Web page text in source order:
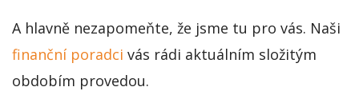
A hlavně nezapomeňte, že jsme tu pro vás. Naši
finanční poradci vás rádi aktuálním složitým
obdobím provedou.